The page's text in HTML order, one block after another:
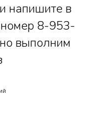
напишите в
8-953-
выполним